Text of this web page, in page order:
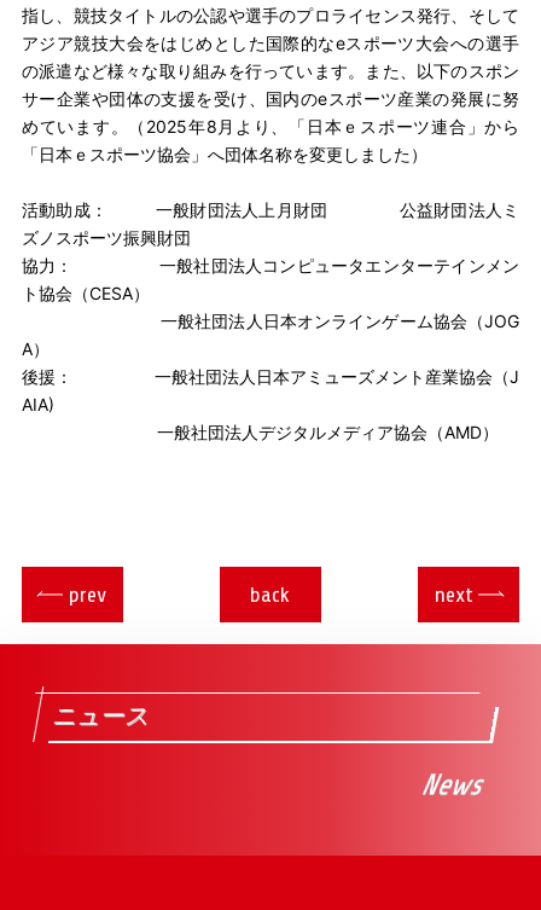
指し、競技タイトルの公認や選手のプロライセンス発行、そして
アジア競技大会をはじめとした国際的なeスポーツ大会への選手
の派遣など様々な取り組みを行っています。また、以下のスポン
サー企業や団体の支援を受け、国内のeスポーツ産業の発展に努
めています。（2025年8月より、「日本ｅスポーツ連合」から
「日本ｅスポーツ協会」へ団体名称を変更しました）
活動助成： 一般財団法人上月財団 公益財団法人ミ
ズノスポーツ振興財団
協力： 一般社団法人コンピュータエンターテインメン
ト協会（CESA）
一般社団法人日本オンラインゲーム協会（JOG
A）
後援： 一般社団法人日本アミューズメント産業協会（J
AIA)
一般社団法人デジタルメディア協会（AMD）
prev back next
ニュース
News